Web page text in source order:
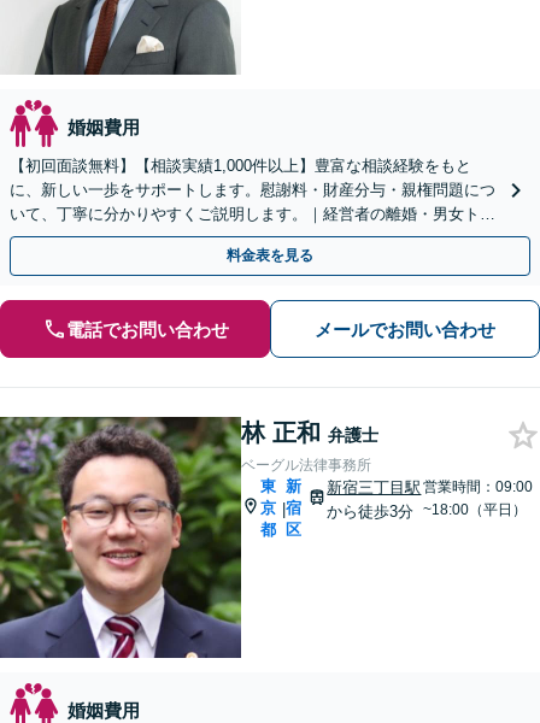
婚姻費用
【初回面談無料】【相談実績1,000件以上】豊富な相談経験をもと
に、新しい一歩をサポートします。慰謝料・財産分与・親権問題につ
いて、丁寧に分かりやすくご説明します。｜経営者の離婚・男女トラ
ブルもお任せください【秘密厳守】【休日・夜間相談可】
料金表を見る
電話でお問い合わせ メールでお問い合わせ
林 正和 弁護士
ベーグル法律事務所
東
京
都
|
新
宿
区
新宿三丁目駅
から徒歩3分
営業時間：09:00
~18:00（平日）
婚姻費用